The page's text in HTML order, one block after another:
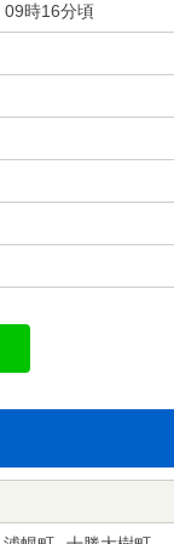
09時16分頃